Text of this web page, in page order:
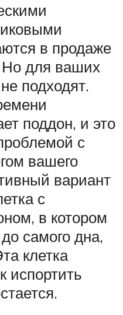
в продаже
Но для ваших
подходят.
поддон, и это
с
вашего
вариант
с
в котором
самого дна,
клетка
испортить